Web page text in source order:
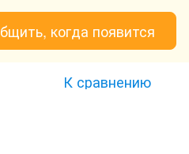
когда появится
К сравнению